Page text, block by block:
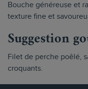
Bouche généreuse et
texture fine et
Suggestion
Filet de perche poêlé,
croquants.